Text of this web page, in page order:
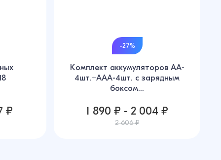
₽
-27%
Комплект аккумуляторов AA-
4шт.+AAA-4шт. с зарядным
боксом...
1 890 ₽ - 2 004 ₽
2 606 ₽